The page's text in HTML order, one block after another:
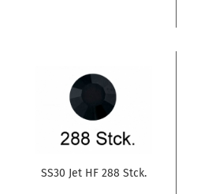
SS30 Jet HF 288 Stck.